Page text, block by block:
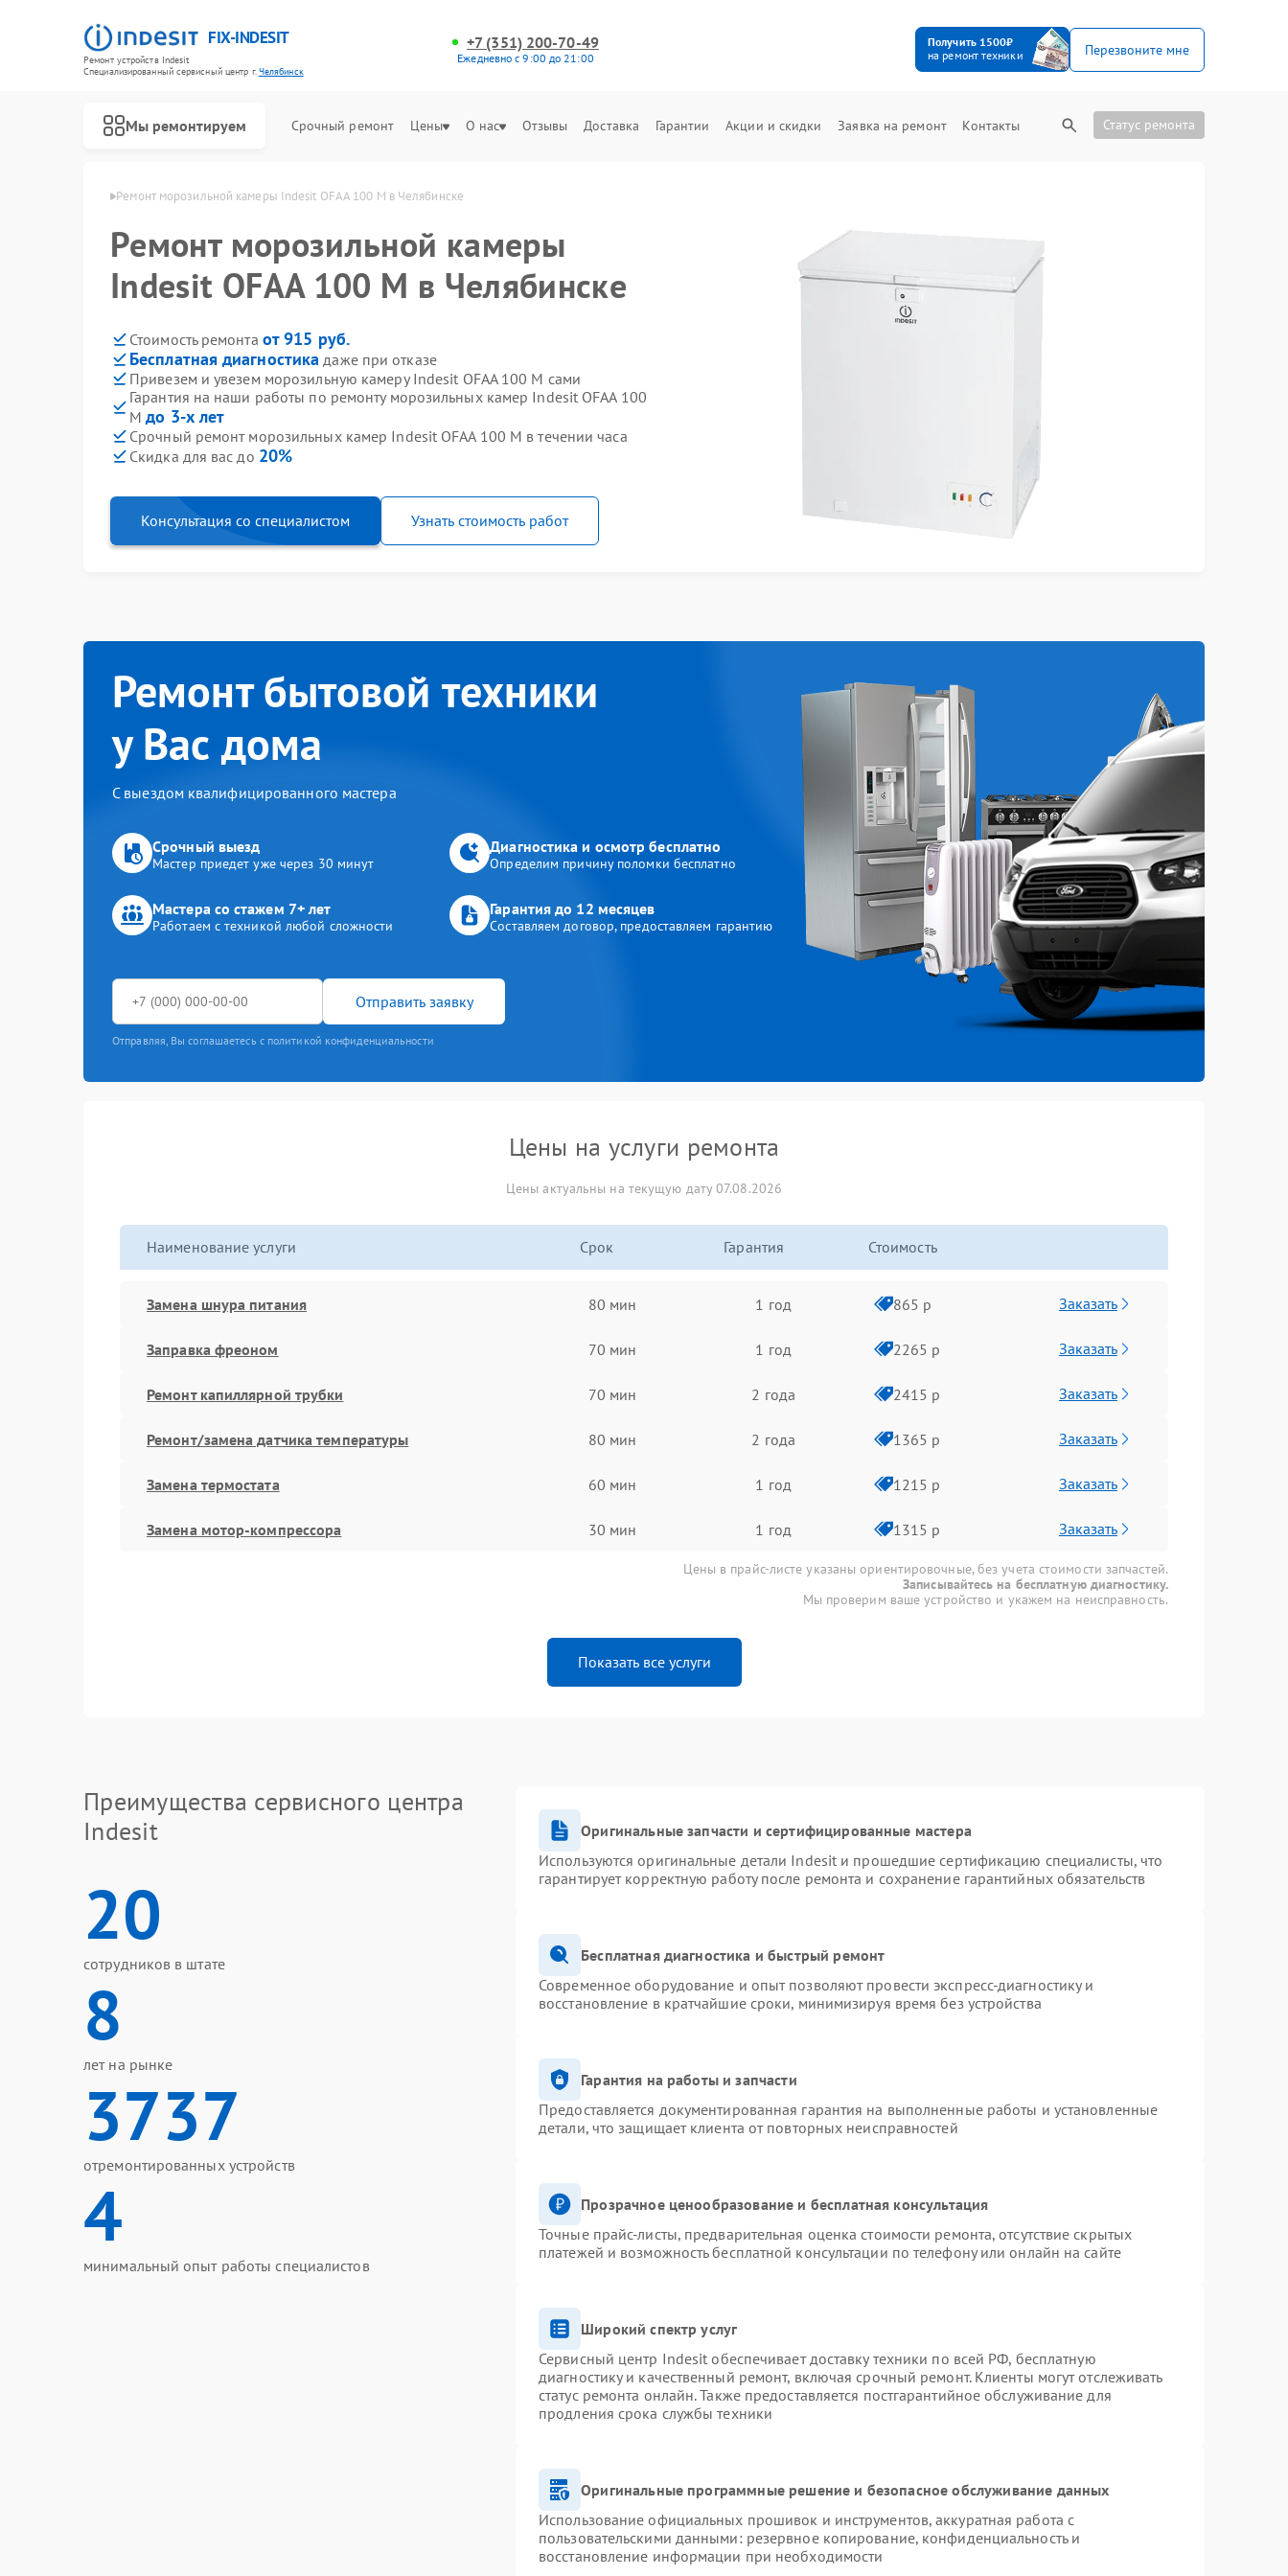
FIX-INDESIT
Ремонт устройств Indesit
Специализированный cервисный центр г.Челябинск
+7 (351) 200-70-49
Ежедневно с 9:00 до 21:00
Получить 1500₽
на ремонт техники
Перезвоните мне
Мы ремонтируем Срочный ремонт Цены О нас Отзывы Доставка Гарантии Акции и скидки Заявка на ремонт Контакты Статус ремонта
в Челябинске Ремонт морозильной камеры Indesit OFAA 100 M в Челябинске
Ремонт морозильной камеры
Indesit OFAA 100 M в Челябинске
Стоимость ремонта от 915 руб.
Бесплатная диагностика даже при отказе
Привезем и увезем морозильную камеру Indesit OFAA 100 M сами
Гарантия на наши работы по ремонту морозильных камер Indesit OFAA 100
Mдо 3-х лет
Срочный ремонт морозильных камер Indesit OFAA 100 M в течении часа
Скидка для вас до 20%
Консультация со специалистом Узнать стоимость работ
Ремонт бытовой техники
у Вас дома
С выездом квалифицированного мастера
Срочный выезд
Мастер приедет уже через 30 минут
Диагностика и осмотр бесплатно
Определим причину поломки бесплатно
Мастера со стажем 7+ лет
Работаем с техникой любой сложности
Гарантия до 12 месяцев
Составляем договор, предоставляем гарантию
Отправить заявку
Отправляя, Вы соглашаетесь с политикой конфиденциальности
Цены на услуги ремонта
Цены актуальны на текущую дату 07.08.2026
Наименование услуги Срок Гарантия Стоимость
Замена шнура питания 80 мин 1 год 865 р Заказать
Заправка фреоном 70 мин 1 год 2265 р Заказать
Ремонт капиллярной трубки 70 мин 2 года 2415 р Заказать
Ремонт/замена датчика температуры 80 мин 2 года 1365 р Заказать
Замена термостата 60 мин 1 год 1215 р Заказать
Замена мотор-компрессора 30 мин 1 год 1315 р Заказать
Цены в прайс-листе указаны ориентировочные, без учета стоимости запчастей.
Записывайтесь на бесплатную диагностику.
Мы проверим ваше устройство и укажем на неисправность.
Показать все услуги
Преимущества сервисного центра
Indesit
20
сотрудников в штате
8
лет на рынке
3737
отремонтированных устройств
4
минимальный опыт работы специалистов
Оригинальные запчасти и сертифицированные мастера
Используются оригинальные детали Indesit и прошедшие сертификацию специалисты, что
гарантирует корректную работу после ремонта и сохранение гарантийных обязательств
Бесплатная диагностика и быстрый ремонт
Современное оборудование и опыт позволяют провести экспресс-диагностику и
восстановление в кратчайшие сроки, минимизируя время без устройства
Гарантия на работы и запчасти
Предоставляется документированная гарантия на выполненные работы и установленные
детали, что защищает клиента от повторных неисправностей
Прозрачное ценообразование и бесплатная консультация
Точные прайс-листы, предварительная оценка стоимости ремонта, отсутствие скрытых
платежей и возможность бесплатной консультации по телефону или онлайн на сайте
Широкий спектр услуг
Сервисный центр Indesit обеспечивает доставку техники по всей РФ, бесплатную
диагностику и качественный ремонт, включая срочный ремонт. Клиенты могут отслеживать
статус ремонта онлайн. Также предоставляется постгарантийное обслуживание для
продления срока службы техники
Оригинальные программные решение и безопасное обслуживание данных
Использование официальных прошивок и инструментов, аккуратная работа с
пользовательскими данными: резервное копирование, конфиденциальность и
восстановление информации при необходимости